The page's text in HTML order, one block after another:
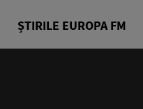
ȘTIRILE EUROPA FM